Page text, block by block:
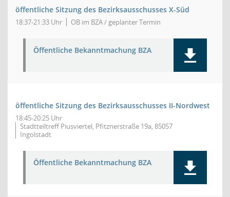
öffentliche Sitzung des Bezirksausschusses X-Süd
18:37-21:33 Uhr OB im BZA / geplanter Termin
Öffentliche Bekanntmachung BZA
öffentliche Sitzung des Bezirksausschusses II-Nordwest
18:45-20:25 Uhr
Stadtteiltreff Piusviertel, Pfitznerstraße 19a, 85057
Ingolstadt
Öffentliche Bekanntmachung BZA